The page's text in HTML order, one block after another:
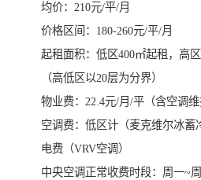
均价：210元/平/月
价格区间：180-260元/平/月
起租面积：低区400㎡起租，高
（高低区以20层为分界）
物业费：22.4元/月/平（含空调维
空调费：低区计（麦克维尔冰蓄
电费（VRV空调）
中央空调正常收费时段：周一~